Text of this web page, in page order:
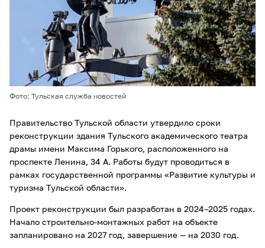
Фото: Тульская служба новостей
Правительство Тульской области утвердило сроки
реконструкции здания Тульского академического театра
драмы имени Максима Горького, расположенного на
проспекте Ленина, 34 А. Работы будут проводиться в
рамках государственной программы «Развитие культуры и
туризма Тульской области».
Проект реконструкции был разработан в 2024–2025 годах.
Начало строительно-монтажных работ на объекте
запланировано на 2027 год, завершение — на 2030 год.